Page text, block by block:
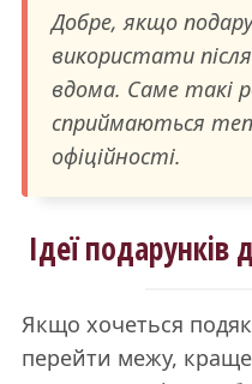
Добре, якщо
використати
вдома. Саме такі
сприймаються
офіційності.
Ідеї подарунків
Якщо хочеться
перейти межу,